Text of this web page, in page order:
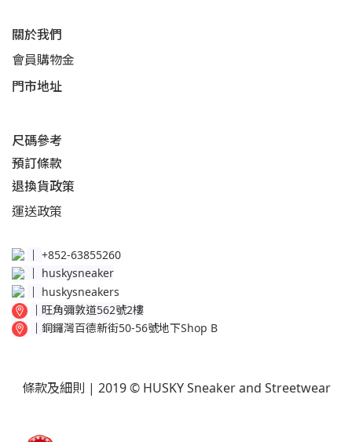
關於我們
會員購物金
門市地址
尺碼參考
預訂條款
退換貨政策​
運送政策​
│ +852-63855260
huskysneaker
│ huskysneakers
│ 旺角彌敦道562號2樓
│ 銅鑼灣百德新街50-56號地下Shop B
條款及細則 | 2019 © HUSKY Sneaker and Streetwear